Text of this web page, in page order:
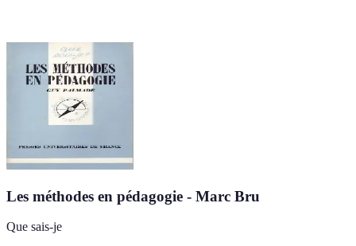
Les méthodes en pédagogie - Marc Bru
Que sais-je